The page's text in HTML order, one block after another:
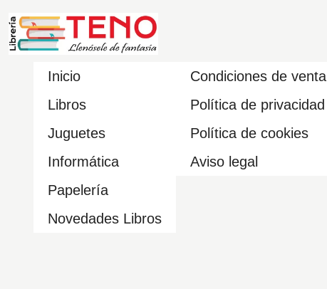
Inicio
Libros
Juguetes
Informática
Papelería
Novedades Libros
Condiciones de venta
Política de privacidad
Política de cookies
Aviso legal